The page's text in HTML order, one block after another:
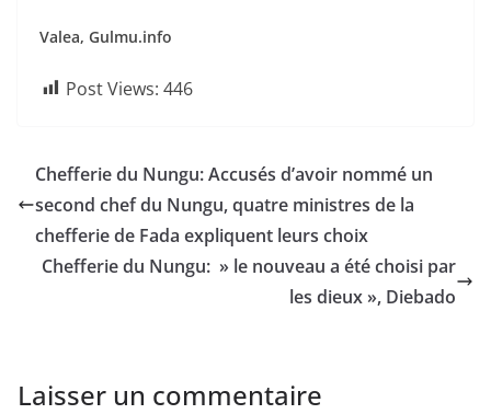
Valea, Gulmu.info
Post Views: 446
Chefferie du Nungu: Accusés d’avoir nommé un
second chef du Nungu, quatre ministres de la
chefferie de Fada expliquent leurs choix
Chefferie du Nungu: » le nouveau a été choisi par
les dieux », Diebado
Laisser un commentaire